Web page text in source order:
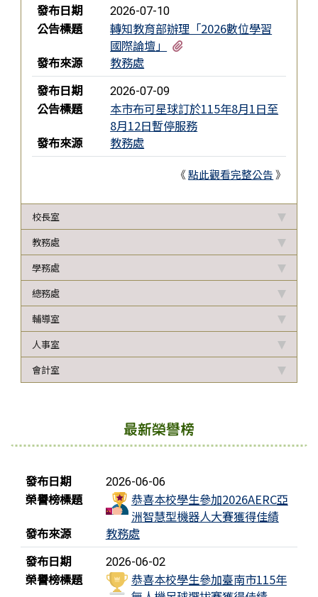
發布日期
2026-07-10
公告標題
轉知教育部辦理「2026數位學習
國際論壇」
發布來源
教務處
發布日期
2026-07-09
公告標題
本市布可星球訂於115年8月1日至
8月12日暫停服務
發布來源
教務處
《點此觀看完整公告》
校長室
教務處
學務處
總務處
輔導室
人事室
會計室
最新榮譽榜
榮譽榜列表
發布日期 2026-06-06
榮譽榜標題
恭喜本校學生參加2026AERC亞
洲智慧型機器人大賽獲得佳績
發布來源
教務處
發布日期
2026-06-02
榮譽榜標題
恭喜本校學生參加臺南市115年